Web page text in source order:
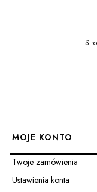
Linki w stopce
MOJE KONTO
Twoje zamówienia
Ustawienia konta